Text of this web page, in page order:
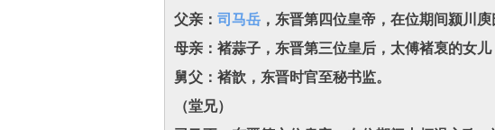
父亲： 司马岳 ，东晋第四位皇帝，在位期间颍川庾
母亲：褚蒜子，东晋第三位皇后，太傅褚裒的女儿
舅父：褚歆，东晋时官至秘书监。
（堂兄）